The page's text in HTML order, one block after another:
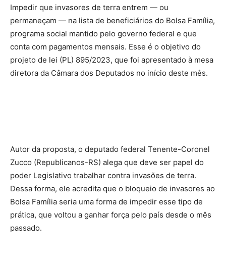
Impedir que invasores de terra entrem — ou
permaneçam — na lista de beneficiários do Bolsa Família,
programa social mantido pelo governo federal e que
conta com pagamentos mensais. Esse é o objetivo do
projeto de lei (PL) 895/2023, que foi apresentado à mesa
diretora da Câmara dos Deputados no início deste mês.
Autor da proposta, o deputado federal Tenente-Coronel
Zucco (Republicanos-RS) alega que deve ser papel do
poder Legislativo trabalhar contra invasões de terra.
Dessa forma, ele acredita que o bloqueio de invasores ao
Bolsa Família seria uma forma de impedir esse tipo de
prática, que voltou a ganhar força pelo país desde o mês
passado.